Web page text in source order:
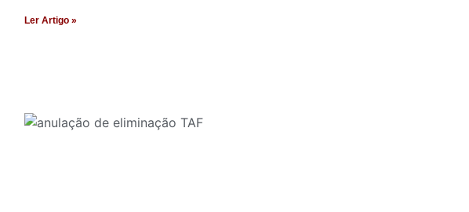
Ler Artigo »